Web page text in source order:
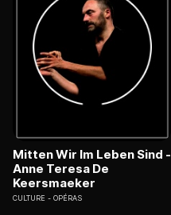
Mitten Wir Im Leben Sind -
Anne Teresa De
Keersmaeker
CULTURE OPÉRAS